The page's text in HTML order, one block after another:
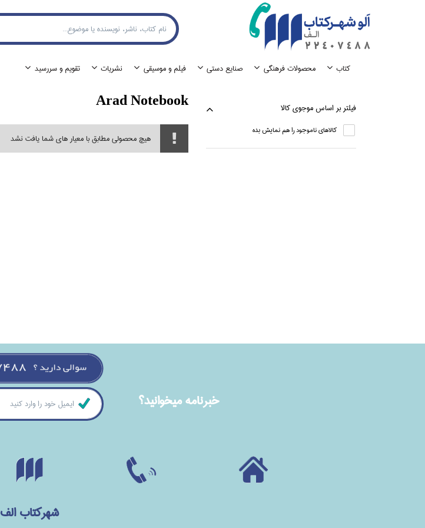
كتاب محصولات فرهنگي صنايع دستي فيلم و موسيقي نشريات تقويم و سررسيد
فيلتر بر اساس موجوي كالا
كالاهاي ناموجود را هم نمايش بده
Arad Notebook
هیچ محصولی مطابق با معیار های شما یافت نشد
خبرنامه ميخوانيد؟
شهرکتاب الف